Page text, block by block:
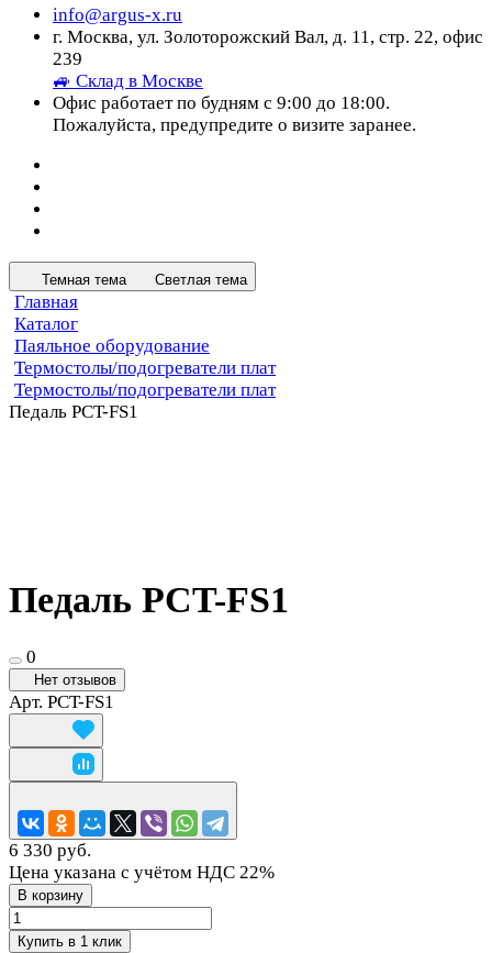
info@argus-x.ru
г. Москва, ул. Золоторожский Вал, д. 11, стр. 22, офис
239
🚙 Склад в Москве
Офис работает по будням с 9:00 до 18:00.
Пожалуйста, предупредите о визите заранее.
Темная тема Светлая тема
Главная
Каталог
Паяльное оборудование
Термостолы/подогреватели плат
Термостолы/подогреватели плат
Педаль PCT-FS1
Педаль PCT-FS1
0
Нет отзывов
Арт. PCT-FS1
6 330 руб.
Цена указана с учётом НДС 22%
В корзину
Купить в 1 клик